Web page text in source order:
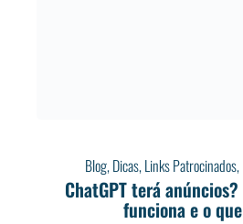
Blog,Dicas,Links Patrocinados,
ChatGPT terá
funciona e o